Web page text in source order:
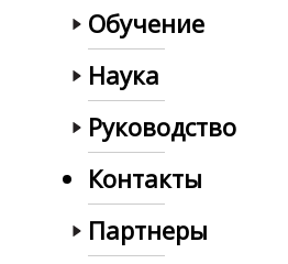
Обучение
Наука
Руководство
Контакты
Партнеры